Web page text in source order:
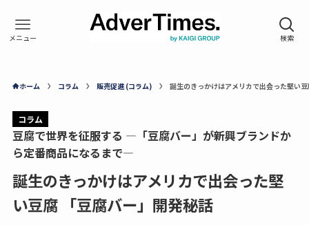
ホーム コラム 販売促進 (コラム) 誕生のきっかけはアメリカで出会った堅い
コラム
豆腐で世界を征服する ―「豆腐バー」が新興ブランドか
ら定番商品になるまで―
誕生のきっかけはアメリカで出会った堅
い豆腐 「豆腐バー」開発秘話